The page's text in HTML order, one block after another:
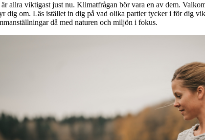
allra viktigast just nu. Klimatfrågan bör vara en av dem.
dig om. Läs istället in dig på vad olika partier tycker i för dig
då med naturen och miljön i fokus.